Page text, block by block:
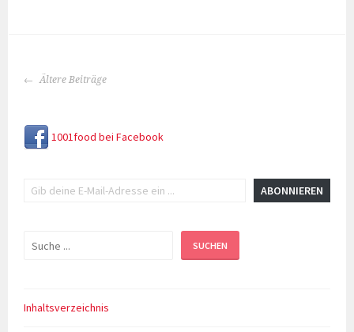
BEITRAGS-
Ältere Beiträge
1001food bei Facebook
ABONNIEREN
Suchen SUCHEN
Inhaltsverzeichnis